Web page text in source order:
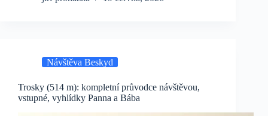
Návštěva Beskyd
Trosky (514 m): kompletní průvodce návštěvou,
vstupné, vyhlídky Panna a Bába